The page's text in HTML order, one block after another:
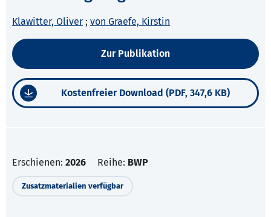
Klawitter, Oliver ; von Graefe, Kirstin
Zur Publikation
Kostenfreier Download (PDF, 347,6 KB)
Erschienen: 2026 Reihe: BWP
Zusatzmaterialien verfügbar